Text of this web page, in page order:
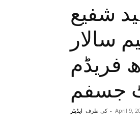
شفیع
سالار
فریڈم
جسفم
کی طرف ایڈیٹر - April 9,